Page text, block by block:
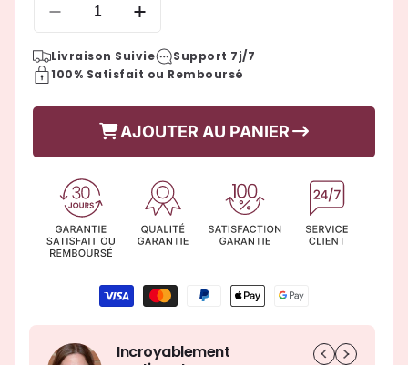
Prix
promotionnel
79,90 € Prix
habituel
94,90 €
Réduire
quantité
de
tire-
mains
libres,
discret
et
Augmenter
quantité
de
–
tire-
mains
libres,
discret
et
Livraison Suivie
Support 7j/7
100% Satisfait ou Remboursé
AJOUTER AU PANIER
Incroyablement